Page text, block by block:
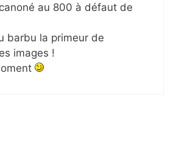
au 800 à défaut de
barbu la primeur de
images !